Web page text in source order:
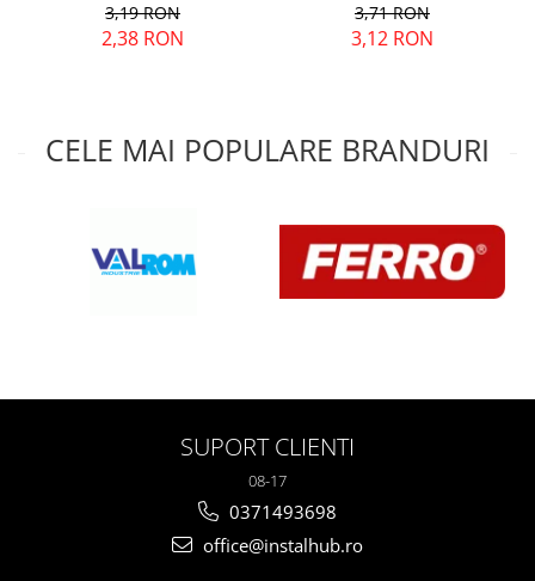
3,19 RON
2,38 RON
3,71 RON
3,12 RON
CELE MAI POPULARE BRANDURI
SUPORT CLIENTI
08-17
0371493698
office@instalhub.ro